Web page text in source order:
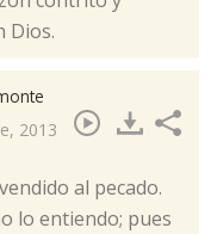
Dios.
2013
al pecado.
lo entiendo; pues